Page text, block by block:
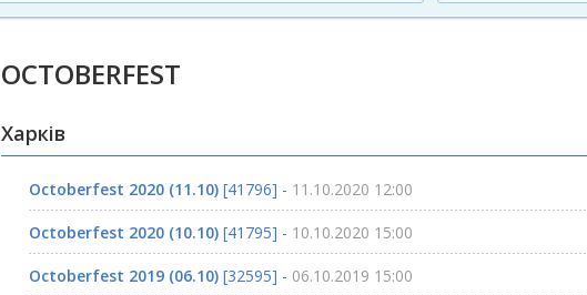
OCTOBERFEST
Харків
Octoberfest 2020 (11.10) [41796] - 11.10.2020 12:00
Octoberfest 2020 (10.10) [41795] - 10.10.2020 15:00
Octoberfest 2019 (06.10) [32595] - 06.10.2019 15:00